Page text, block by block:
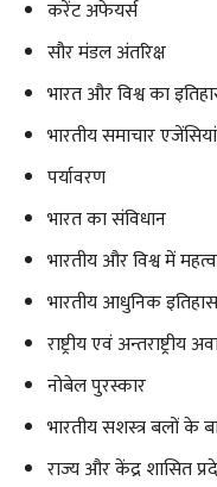
करेंट अफेयर्स
सौर मंडल अंतरिक्ष
भारत और विश्व का
भारतीय समाचार
पर्यावरण
भारत का संविधान
भारतीय और विश्व में
भारतीय आधुनिक इतिहास
राष्ट्रीय एवं अन्तराष्ट्रीय
नोबेल पुरस्कार
भारतीय सशस्त्र बलों के
राज्य और केंद्र शासित